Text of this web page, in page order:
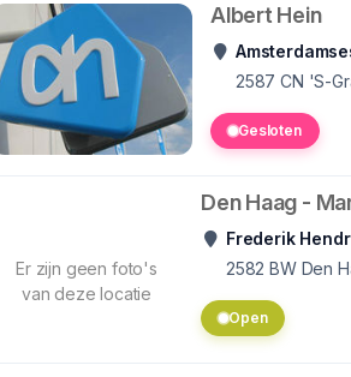
Albert Hein
2587 CN 'S-
Gesloten
Er zijn geen foto's
van deze locatie
Den Haag -
Frederik
2582 BW Den
Open